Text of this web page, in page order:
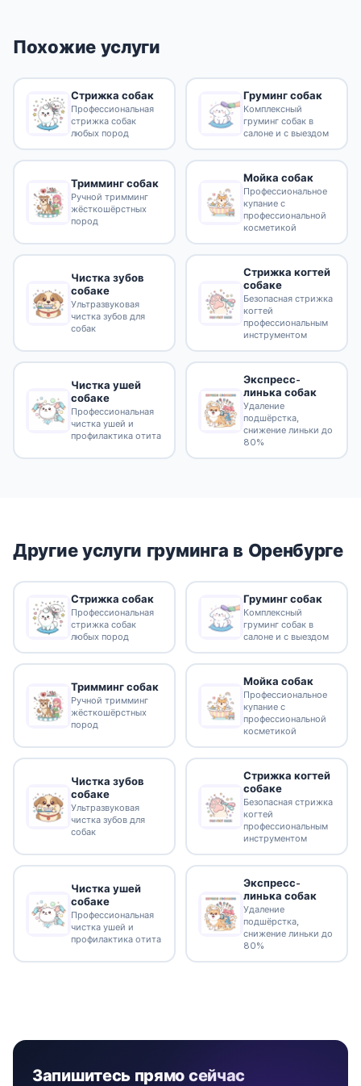
Похожие услуги
Стрижка собак
Профессиональная
стрижка собак
любых пород
Груминг собак
Комплексный
груминг собак в
салоне и с выездом
Тримминг собак
Ручной тримминг
жёсткошёрстных
пород
Мойка собак
Профессиональное
купание с
профессиональной
косметикой
Чистка зубов
собаке
Ультразвуковая
чистка зубов для
собак
Стрижка когтей
собаке
Безопасная стрижка
когтей
профессиональным
инструментом
Чистка ушей
собаке
Профессиональная
чистка ушей и
профилактика отита
Экспресс-
линька собак
Удаление
подшёрстка,
снижение линьки до
80%
Другие услуги груминга в Оренбурге
Стрижка собак
Профессиональная
стрижка собак
любых пород
Груминг собак
Комплексный
груминг собак в
салоне и с выездом
Тримминг собак
Ручной тримминг
жёсткошёрстных
пород
Мойка собак
Профессиональное
купание с
профессиональной
косметикой
Чистка зубов
собаке
Ультразвуковая
чистка зубов для
собак
Стрижка когтей
собаке
Безопасная стрижка
когтей
профессиональным
инструментом
Чистка ушей
собаке
Профессиональная
чистка ушей и
профилактика отита
Экспресс-
линька собак
Удаление
подшёрстка,
снижение линьки до
80%
Запишитесь прямо сейчас